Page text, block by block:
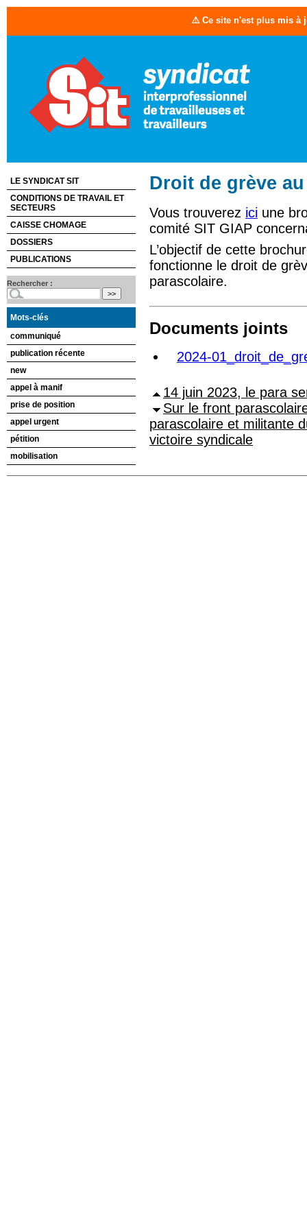
⚠️ Ce site n'est plus mis à
Droit de grève
Vous trouverez ici une
comité SIT GIAP
L’objectif de cette
fonctionne le droit de
parascolaire.
Documents joints
2024-
14 juin 2023, le para
Sur le front
parascolaire et militante
victoire syndicale
LE SYNDICAT SIT
CONDITIONS DE TRAVAIL ET
SECTEURS
CAISSE CHOMAGE
DOSSIERS
PUBLICATIONS
Rechercher :
Mots-clés
communiqué
publication récente
new
appel à manif
prise de position
appel urgent
pétition
mobilisation